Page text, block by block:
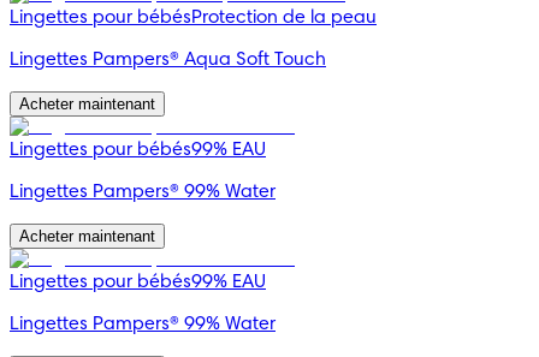
Lingettes pour bébésProtection de la peau
Lingettes Pampers® Aqua Soft Touch
Acheter maintenant
Lingettes pour bébés99% EAU
Lingettes Pampers® 99% Water
Acheter maintenant
Lingettes pour bébés99% EAU
Lingettes Pampers® 99% Water